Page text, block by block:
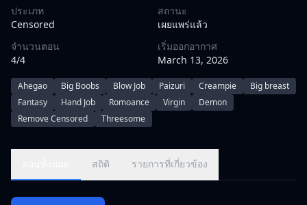
together.\r\n\"Let's do our best together,
Master!\"\r\nHowever, the journey to save the world is not
body.\r\nTo heal her suffering, the spirit girl suppresses her
shame and provides herself with Zurineta!\r\nExcellent
spirits do not neglect to change their mood with
cosplay!\r\nAnd finally, in the development of overlapping the
body!\r\nWhich is tomorrow for the spirit girl who is swayed
by the sexual harassment hero !?\r\nMimi Usami ○ Sexual
world !?\r\nI will fight for 24 hours !!
ประเภท
Censored
สถานะ
เผยแพร่แล้ว
จำนวนตอน
4/4
เริ่มออกอากาศ
March 13, 2026
Ahegao Big Boobs Blow Job Paizuri Creampie
Big breast
Fantasy
Hand Job Romoance Virgin
Demon
Remove Censored
Threesome
สถิติ รายการที่เกี่ยวข้อง